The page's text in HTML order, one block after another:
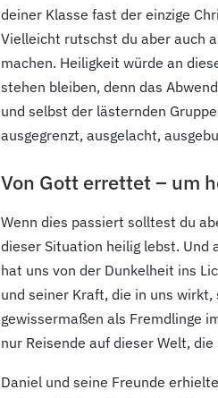
deiner Klasse fast der einzige
Vielleicht rutschst du aber auch
machen. Heiligkeit würde an
stehen bleiben, denn das
und selbst der lästernden
ausgegrenzt, ausgelacht,
Von Gott errettet – um
Wenn dies passiert solltest du
dieser Situation heilig lebst. Und
hat uns von der Dunkelheit ins
und seiner Kraft, die in uns
gewissermaßen als Fremdlinge
nur Reisende auf dieser Welt,
Daniel und seine Freunde